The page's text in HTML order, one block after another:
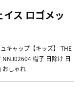
ス ロゴメッ
キャップ【キッズ】 THE
NNJ02604 帽子 日除け 日
おしゃれ